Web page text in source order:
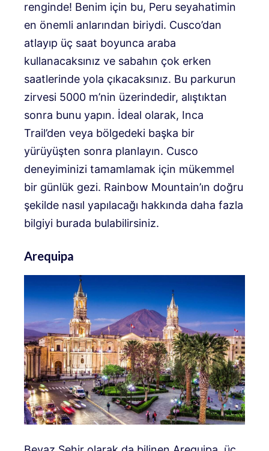
renginde! Benim için bu, Peru seyahatimin
en önemli anlarından biriydi. Cusco’dan
atlayıp üç saat boyunca araba
kullanacaksınız ve sabahın çok erken
saatlerinde yola çıkacaksınız. Bu parkurun
zirvesi 5000 m’nin üzerindedir, alıştıktan
sonra bunu yapın. İdeal olarak, Inca
Trail’den veya bölgedeki başka bir
yürüyüşten sonra planlayın. Cusco
deneyiminizi tamamlamak için mükemmel
bir günlük gezi. Rainbow Mountain’ın doğru
şekilde nasıl yapılacağı hakkında daha fazla
bilgiyi burada bulabilirsiniz.
Arequipa